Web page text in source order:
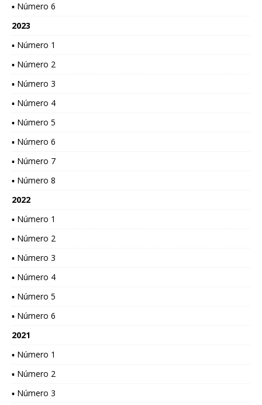
▪ Número 6
2023
▪ Número 1
▪ Número 2
▪ Número 3
▪ Número 4
▪ Número 5
▪ Número 6
▪ Número 7
▪ Número 8
2022
▪ Número 1
▪ Número 2
▪ Número 3
▪ Número 4
▪ Número 5
▪ Número 6
2021
▪ Número 1
▪ Número 2
▪ Número 3